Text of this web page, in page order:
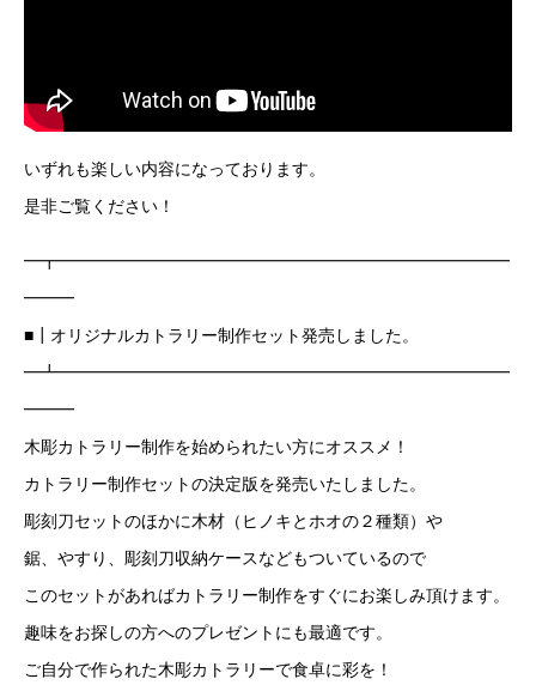
いずれも楽しい内容になっております。
是非ご覧ください！
━┳━━━━━━━━━━━━━━━━━━━━━━━━━━━
━━━
■┃オリジナルカトラリー制作セット発売しました。
━┻━━━━━━━━━━━━━━━━━━━━━━━━━━━
━━━
木彫カトラリー制作を始められたい方にオススメ！
カトラリー制作セットの決定版を発売いたしました。
彫刻刀セットのほかに木材（ヒノキとホオの２種類）や
鋸、やすり、彫刻刀収納ケースなどもついているので
このセットがあればカトラリー制作をすぐにお楽しみ頂けます。
趣味をお探しの方へのプレゼントにも最適です。
ご自分で作られた木彫カトラリーで食卓に彩を！